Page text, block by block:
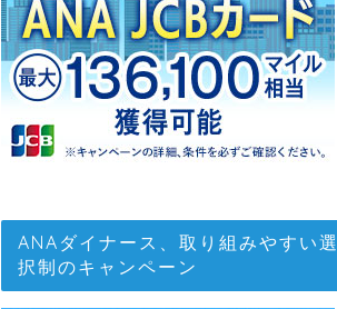
ANAダイナース、取り組みやすい選
択制のキャンペーン